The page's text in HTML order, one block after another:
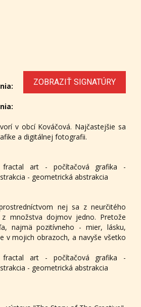
ZOBRAZIŤ SIGNATÚRY
v obcí Kováčová. Najčastejšie sa
a digitálnej fotografii.
fractal art - počítačová grafika -
- geometrická abstrakcia
nej sa z neurčitého
množstva dojmov jedno. Pretože
najmä pozitívneho - mier, lásku,
v mojich obrazoch, a navyše všetko
fractal art - počítačová grafika -
- geometrická abstrakcia